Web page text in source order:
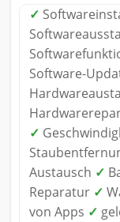
✓
Software-
✓
Austausch ✓
Reparatur ✓
von Apps ✓